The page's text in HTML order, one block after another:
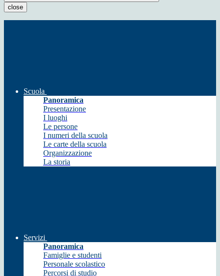
close
Scuola
Panoramica
Presentazione
I luoghi
Le persone
I numeri della scuola
Le carte della scuola
Organizzazione
La storia
Servizi
Panoramica
Famiglie e studenti
Personale scolastico
Percorsi di studio